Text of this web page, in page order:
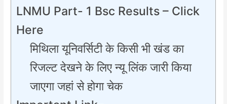
LNMU Part- 1 Bsc Results – Click
Here
मिथिला यूनिवर्सिटी के किसी भी खंड का
रिजल्ट देखने के लिए न्यू लिंक जारी किया
जाएगा जहां से होगा चेक